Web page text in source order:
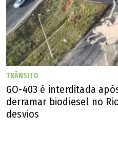
TRÂNSITO
GO-403 é interditada
derramar biodiesel no
desvios